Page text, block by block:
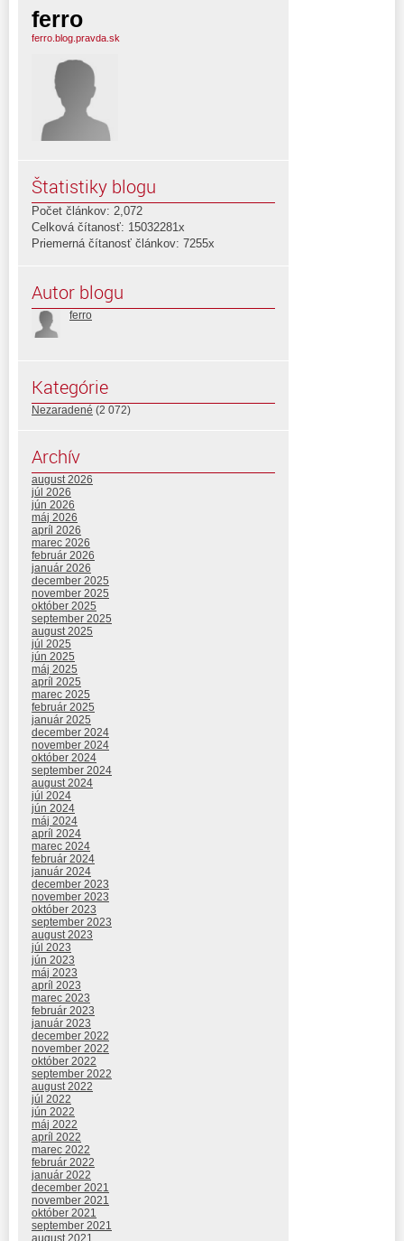
ferro
ferro.blog.pravda.sk
Štatistiky blogu
Počet článkov: 2,072
Celková čítanosť: 15032281x
Priemerná čítanosť článkov: 7255x
Autor blogu
ferro
Kategórie
Nezaradené (2 072)
Archív
august 2026
júl 2026
jún 2026
máj 2026
apríl 2026
marec 2026
február 2026
január 2026
december 2025
november 2025
október 2025
september 2025
august 2025
júl 2025
jún 2025
máj 2025
apríl 2025
marec 2025
február 2025
január 2025
december 2024
november 2024
október 2024
september 2024
august 2024
júl 2024
jún 2024
máj 2024
apríl 2024
marec 2024
február 2024
január 2024
december 2023
november 2023
október 2023
september 2023
august 2023
júl 2023
jún 2023
máj 2023
apríl 2023
marec 2023
február 2023
január 2023
december 2022
november 2022
október 2022
september 2022
august 2022
júl 2022
jún 2022
máj 2022
apríl 2022
marec 2022
február 2022
január 2022
december 2021
november 2021
október 2021
september 2021